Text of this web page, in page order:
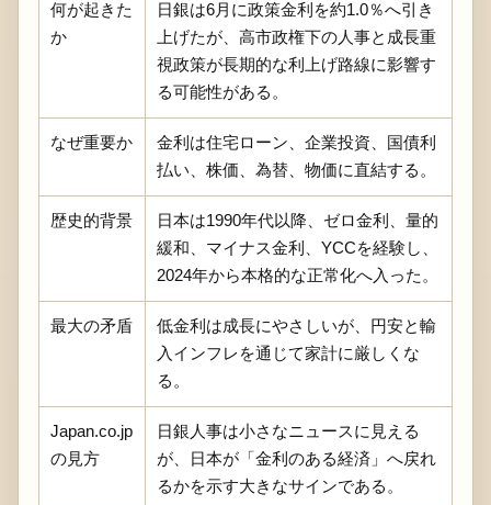
何が起きた
か
日銀は6月に政策金利を約1.0％へ引き
上げたが、高市政権下の人事と成長重
視政策が長期的な利上げ路線に影響す
る可能性がある。
なぜ重要か
金利は住宅ローン、企業投資、国債利
払い、株価、為替、物価に直結する。
歴史的背景
日本は1990年代以降、ゼロ金利、量的
緩和、マイナス金利、YCCを経験し、
2024年から本格的な正常化へ入った。
最大の矛盾
低金利は成長にやさしいが、円安と輸
入インフレを通じて家計に厳しくな
る。
Japan.co.jp
の見方
日銀人事は小さなニュースに見える
が、日本が「金利のある経済」へ戻れ
るかを示す大きなサインである。